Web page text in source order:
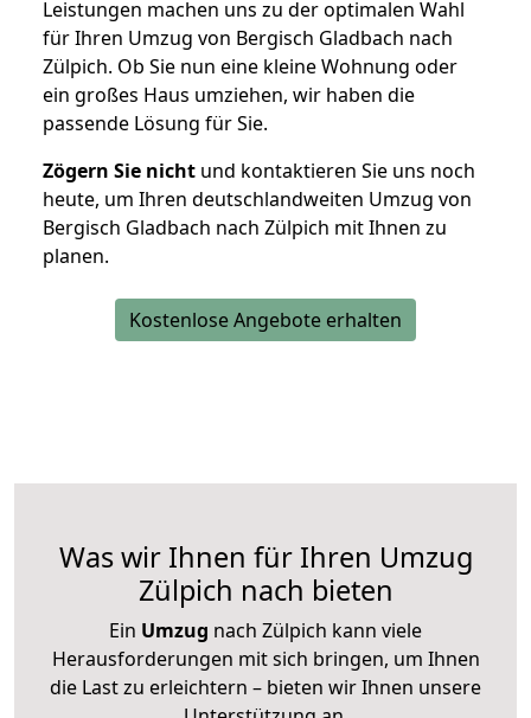
Leistungen machen uns zu der optimalen Wahl
für Ihren Umzug von Bergisch Gladbach nach
Zülpich. Ob Sie nun eine kleine Wohnung oder
ein großes Haus umziehen, wir haben die
passende Lösung für Sie.
Zögern Sie nicht und kontaktieren Sie uns noch
heute, um Ihren deutschlandweiten Umzug von
Bergisch Gladbach nach Zülpich mit Ihnen zu
planen.
Kostenlose Angebote erhalten
Was wir Ihnen für Ihren Umzug
Zülpich nach bieten
Ein Umzug nach Zülpich kann viele
Herausforderungen mit sich bringen, um Ihnen
die Last zu erleichtern – bieten wir Ihnen unsere